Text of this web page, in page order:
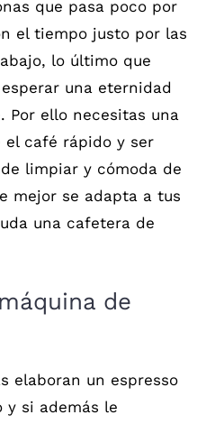
que pasa poco por
el tiempo justo por las
lo último que
una eternidad
Por ello necesitas una
el café rápido y ser
limpiar y cómoda de
mejor se adapta a tus
una cafetera de
de
elaboran un espresso
y si además le